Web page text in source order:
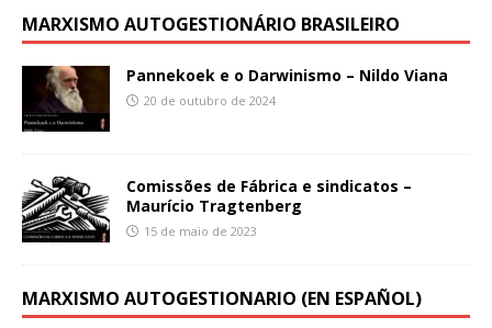
MARXISMO AUTOGESTIONÁRIO BRASILEIRO
Pannekoek e o Darwinismo – Nildo Viana
20 de outubro de 2024
Comissões de Fábrica e sindicatos –
Maurício Tragtenberg
15 de maio de 2023
MARXISMO AUTOGESTIONARIO (EN ESPAÑOL)